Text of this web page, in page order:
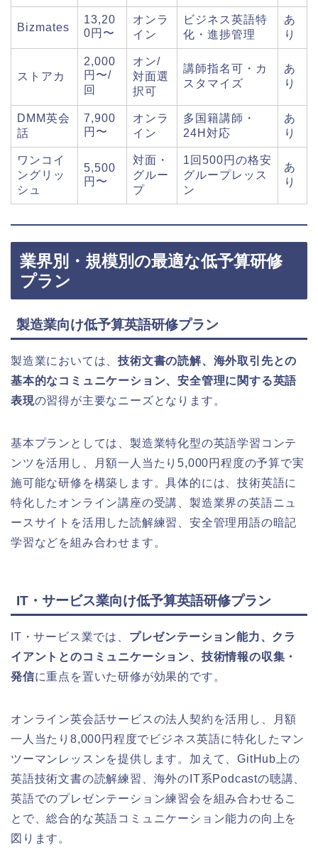
Bizmates
13,20
0円〜
オンラ
イン
ビジネス英語特
化・進捗管理
あ
り
ストアカ
2,000
円〜/
回
オン/
対面選
択可
講師指名可・カ
スタマイズ
あ
り
DMM英会
話
7,900
円〜
オンラ
イン
多国籍講師・
24H対応
あ
り
ワンコイ
ングリッ
シュ
5,500
円〜
対面・
グルー
プ
1回500円の格安
グループレッス
ン
あ
り
業界別・規模別の最適な低予算研修
プラン
製造業向け低予算英語研修プラン
製造業においては、技術文書の読解、海外取引先との
基本的なコミュニケーション、安全管理に関する英語
表現の習得が主要なニーズとなります。
基本プランとしては、製造業特化型の英語学習コンテ
ンツを活用し、月額一人当たり5,000円程度の予算で実
施可能な研修を構築します。具体的には、技術英語に
特化したオンライン講座の受講、製造業界の英語ニュ
ースサイトを活用した読解練習、安全管理用語の暗記
学習などを組み合わせます。
IT・サービス業向け低予算英語研修プラン
IT・サービス業では、 プレゼンテーション能力、クラ
イアントとのコミュニケーション、技術情報の収集・
発信に重点を置いた研修が効果的です。
オンライン英会話サービスの法人契約を活用し、月額
一人当たり8,000円程度でビジネス英語に特化したマン
ツーマンレッスンを提供します。加えて、GitHub上の
英語技術文書の読解練習、海外のIT系Podcastの聴講、
英語でのプレゼンテーション練習会を組み合わせるこ
とで、総合的な英語コミュニケーション能力の向上を
図ります。